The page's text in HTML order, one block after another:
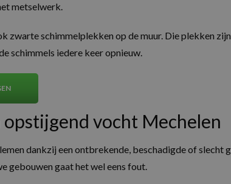
metselwerk.
zwarte schimmelplekken op de muur. Die plekken
schimmels iedere keer opnieuw.
vocht Mechelen
dankzij een ontbrekende, beschadigde of slecht
gebouwen gaat het wel eens fout.